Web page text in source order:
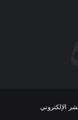
الإلكتروني